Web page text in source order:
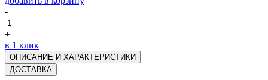
-
+
в 1 клик
ОПИСАНИЕ И ХАРАКТЕРИСТИКИ
ДОСТАВКА